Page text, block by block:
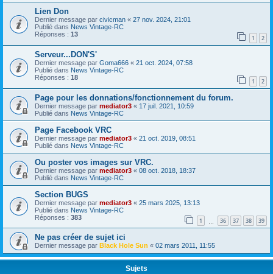
Lien Don
Dernier message par civicman « 27 nov. 2024, 21:01
Publié dans News Vintage-RC
Réponses : 13 1 2
Serveur...DON'S'
Dernier message par Goma666 « 21 oct. 2024, 07:58
Publié dans News Vintage-RC
Réponses : 18 1 2
Page pour les donnations/fonctionnement du forum.
Dernier message par mediator3 « 17 juil. 2021, 10:59
Publié dans News Vintage-RC
Page Facebook VRC
Dernier message par mediator3 « 21 oct. 2019, 08:51
Publié dans News Vintage-RC
Ou poster vos images sur VRC.
Dernier message par mediator3 « 08 oct. 2018, 18:37
Publié dans News Vintage-RC
Section BUGS
Dernier message par mediator3 « 25 mars 2025, 13:13
Publié dans News Vintage-RC
Réponses : 383 1 36 37 38 39
Ne pas créer de sujet ici
Dernier message par Black Hole Sun « 02 mars 2011, 11:55
Sujets